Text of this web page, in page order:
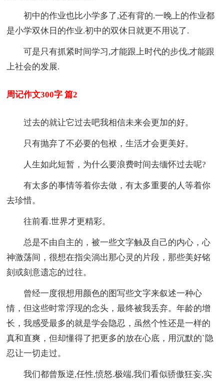
初中的作业也比小学多了,还有背的.一晚上的作业都
是小学双休日的作业.初中的双休日就更不用说了.
可是只有抓紧时间学习,才能跟上时代的步伐,才能跟
上社会的发展.
周记作文300字 篇2
过去的就让它过去吧我相信未来会更加的好。
只有抛弃了不必要的包袱，生活才会更美好。
人生如此短暂，为什么要浪费时间去缅怀过去呢?
有太多的事情等着你去做，有太多重要的人等着你
去珍惜。
往前看.世界才更精彩。
总是不由自主的，被一些文字触及自己的内心，心
神激荡间，很想在指尖淌出那心灵的片段，那些美好铭
刻或刻意遗忘的过往。
曾经一度很想用颜色的图写些文字来叙述一种心
情，但这些时常浮现的念头，最终被我丢弃。年龄的增
长，我感受最多的就是学会隐忍，虽然个性还是一样的
真和直爽，但却懂得了把更多的放在心底，用沉默的`隐
忍让一切走过。
我们都曾叛逆,任性,愤怒.极端,我们看似骄傲狂妄,实